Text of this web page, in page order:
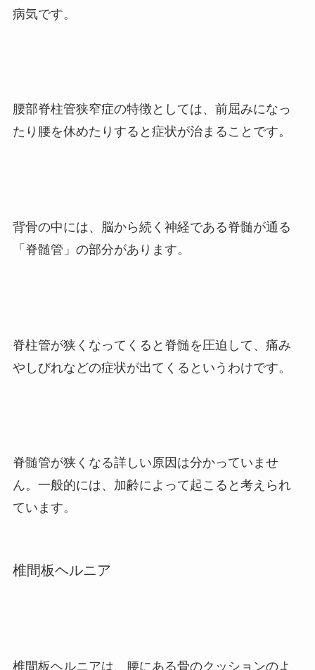
病気です。
腰部脊柱管狭窄症の特徴としては、前屈みになっ
たり腰を休めたりすると症状が治まることです。
背骨の中には、脳から続く神経である脊髄が通る
「脊髄管」の部分があります。
脊柱管が狭くなってくると脊髄を圧迫して、痛み
やしびれなどの症状が出てくるというわけです。
脊髄管が狭くなる詳しい原因は分かっていませ
ん。一般的には、加齢によって起こると考えられ
ています。
椎間板ヘルニア
椎間板ヘルニアは、腰にある骨のクッションのよ